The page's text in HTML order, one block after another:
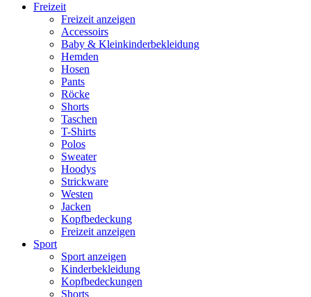
Freizeit
Freizeit anzeigen
Accessoirs
Baby & Kleinkinderbekleidung
Hemden
Hosen
Pants
Röcke
Shorts
Taschen
T-Shirts
Polos
Sweater
Hoodys
Strickware
Westen
Jacken
Kopfbedeckung
Freizeit anzeigen
Sport
Sport anzeigen
Kinderbekleidung
Kopfbedeckungen
Shorts